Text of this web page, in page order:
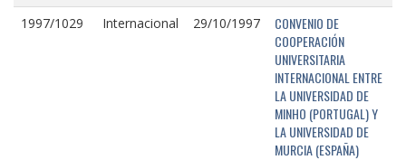
1997/1029 Internacional 29/10/1997
CONVENIO DE
COOPERACIÓN
UNIVERSITARIA
INTERNACIONAL ENTRE
LA UNIVERSIDAD DE
MINHO (PORTUGAL) Y
LA UNIVERSIDAD DE
MURCIA (ESPAÑA)